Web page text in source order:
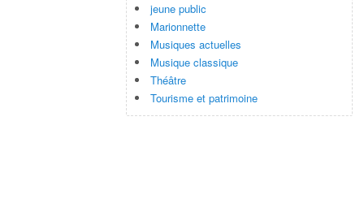
jeune public
Marionnette
Musiques actuelles
Musique classique
Théâtre
Tourisme et patrimoine